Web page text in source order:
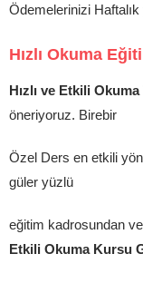
Ödemelerinizi
Hızlı Okuma
Hızlı ve Etkili
öneriyoruz. Birebir
Özel Ders en etkili
güler yüzlü
eğitim kadrosundan
Etkili Okuma Kursu